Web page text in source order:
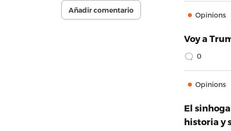
Añadir comentario
Opinions
Voy a
0
Opinions
El
historia y